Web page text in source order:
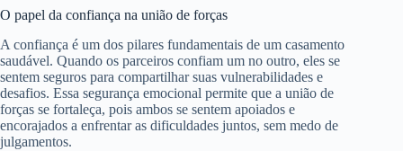
O papel da confiança na união de forças
A confiança é um dos pilares fundamentais de um casamento
saudável. Quando os parceiros confiam um no outro, eles se
sentem seguros para compartilhar suas vulnerabilidades e
desafios. Essa segurança emocional permite que a união de
forças se fortaleça, pois ambos se sentem apoiados e
encorajados a enfrentar as dificuldades juntos, sem medo de
julgamentos.